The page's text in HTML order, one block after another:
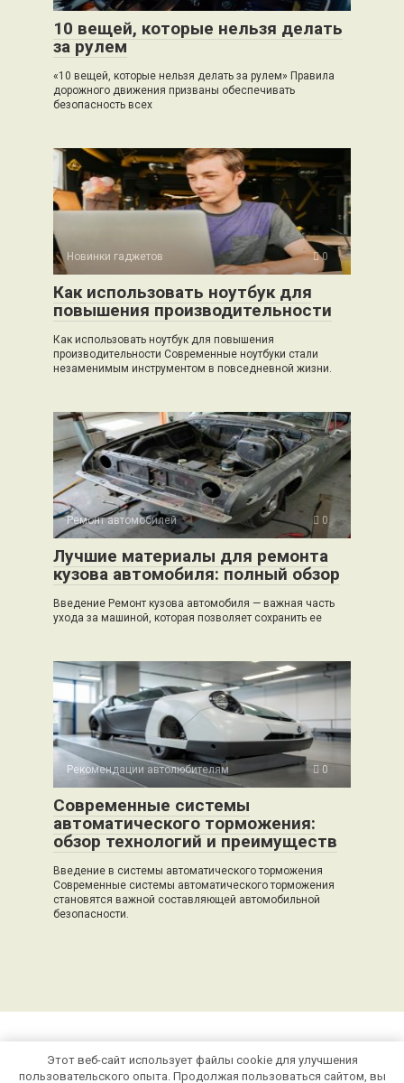
10 вещей, которые нельзя делать
за рулем
«10 вещей, которые нельзя делать за рулем» Правила
дорожного движения призваны обеспечивать
безопасность всех
Новинки гаджетов 0
Как использовать ноутбук для
повышения производительности
Как использовать ноутбук для повышения
производительности Современные ноутбуки стали
незаменимым инструментом в повседневной жизни.
Ремонт автомобилей 0
Лучшие материалы для ремонта
кузова автомобиля: полный обзор
Введение Ремонт кузова автомобиля — важная часть
ухода за машиной, которая позволяет сохранить ее
Рекомендации автолюбителям 0
Современные системы
автоматического торможения:
обзор технологий и преимуществ
Введение в системы автоматического торможения
Современные системы автоматического торможения
становятся важной составляющей автомобильной
безопасности.
© 2026 auto-bak.ru
Этот веб-сайт использует файлы cookie для улучшения
пользовательского опыта. Продолжая пользоваться сайтом, вы